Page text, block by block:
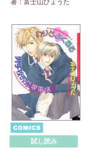
著：富士山ひょうた
試し読み